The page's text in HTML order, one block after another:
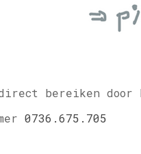
bereiken
0736.675.705